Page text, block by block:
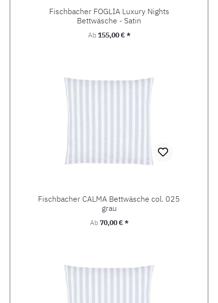
Fischbacher FOGLIA Luxury Nights
Bettwäsche - Satin
Regulärer Preis:
Ab155,00 € *
Fischbacher CALMA Bettwäsche col. 025
grau
Regulärer Preis:
Ab70,00 € *